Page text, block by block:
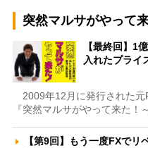
突然マルサがやって
【最終回】1
入れたプライ
2009年12月に発行された元
『突然マルサがやって来た
【第9回】もう一度FXで